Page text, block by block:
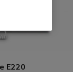
E220